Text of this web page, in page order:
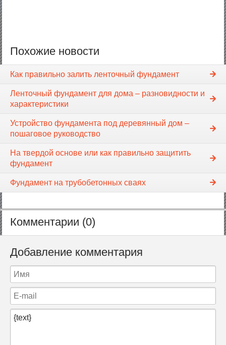
Похожие новости
Как правильно залить ленточный фундамент
Ленточный фундамент для дома – разновидности и
характеристики
Устройство фундамента под деревянный дом –
пошаговое руководство
На твердой основе или как правильно защитить
фундамент
Фундамент на трубобетонных сваях
Комментарии (0)
Добавление комментария